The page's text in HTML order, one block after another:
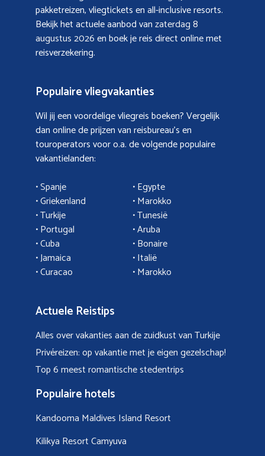
pakketreizen, vliegtickets en all-inclusive resorts.
Bekijk het actuele aanbod vanzaterdag 8
augustus 2026en boek je reis direct online met
reisverzekering.
Populaire vliegvakanties
Wil jij een voordelige vliegreis boeken? Vergelijk
dan online de prijzen van reisbureau’s en
touroperators voor o.a. de volgende populaire
vakantielanden:
• Spanje
• Griekenland
• Turkije
•Portugal
•Cuba
•Jamaica
• Curacao
• Egypte
•Marokko
• Tunesië
•Aruba
• Bonaire
•Italië
•Marokko
Actuele Reistips
Alles over vakanties aan de zuidkust van Turkije
Privéreizen: op vakantie met je eigen gezelschap!
Top 6 meest romantische stedentrips
Populaire hotels
Kandooma Maldives Island Resort
Kilikya Resort Camyuva